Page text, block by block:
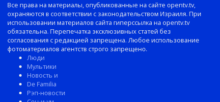
Все права на материалы, опубликованные на сайте opentv.tv,
охраняются в соответствии с законодательством Израиля. При
использовании материалов сайта гиперссылка на opentv.tv
обязательна. Перепечатка эксклюзивных статей без
согласования с редакцией запрещена. Любое использование
фотоматериалов агентств строго запрещено.
Люди
Мультики
Новость и
De Familia
Рэп-новости